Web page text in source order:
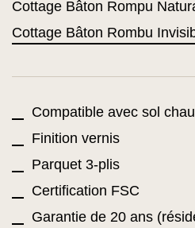
Cottage Bâton Rompu
Cottage Bâton Rombu
Compatible avec sol
Finition vernis
Parquet 3-plis
Certification FSC
Garantie de 20 ans